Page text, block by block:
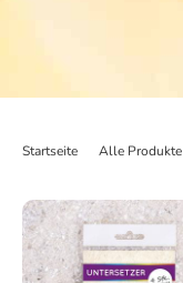
Startseite Alle Produkte